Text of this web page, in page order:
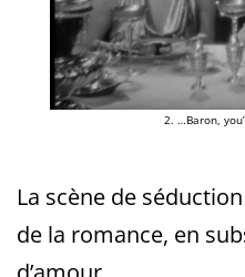
2. …Baron,
La scène de
de la romance, en